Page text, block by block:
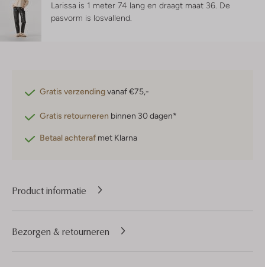
Larissa is 1 meter 74 lang en draagt maat 36. De
pasvorm is losvallend
Gratis verzendingvanaf €75,-
Gratis retourneren binnen 30 dagen*
Betaal achteraf met Klarna
Product informatie
Bezorgen & retourneren